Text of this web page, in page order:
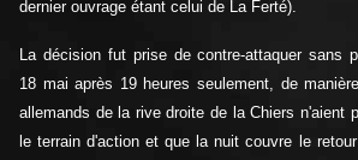
dernier ouvrage étant celui de La Ferté).
La décision fut prise de contre-attaquer sans
18 mai après 19 heures seulement, de
allemands de la rive droite de la Chiers n'aient
le terrain d'action et que la nuit couvre le